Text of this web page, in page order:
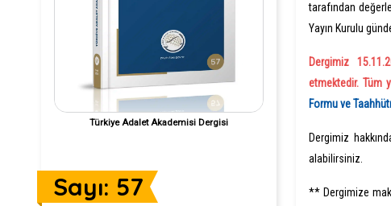
Türkiye Adalet Akademisi Dergisi
Sayı: 57
tarafından
Yayın Kurulu
Dergimiz
etmektedir. Tüm
Formu ve
Dergimiz
alabilirsiniz.
** Dergimize